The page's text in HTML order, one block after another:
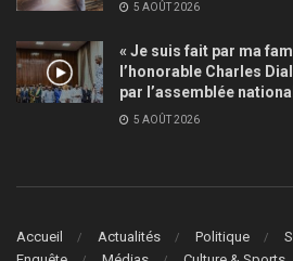
5 AOÛT 2026
« Je suis fait par ma
l’honorable Charles
par l’assemblée
5 AOÛT 2026
Accueil Actualités Politique